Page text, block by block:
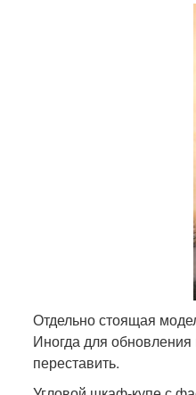
Отдельно стоящая
Иногда для
переставить.